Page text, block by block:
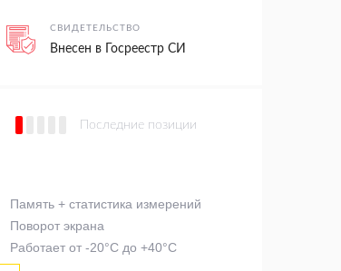
СВИДЕТЕЛЬСТВО
Внесен в Госреестр СИ
Последние позиции
Память + статистика измерений
Поворот экрана
Работает от -20°C до +40°C